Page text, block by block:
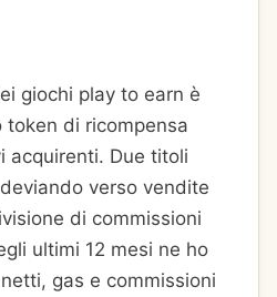
giochi play to earn è
di ricompensa
acquirenti. Due titoli
verso vendite
di commissioni
ultimi 12 mesi ne ho
gas e commissioni